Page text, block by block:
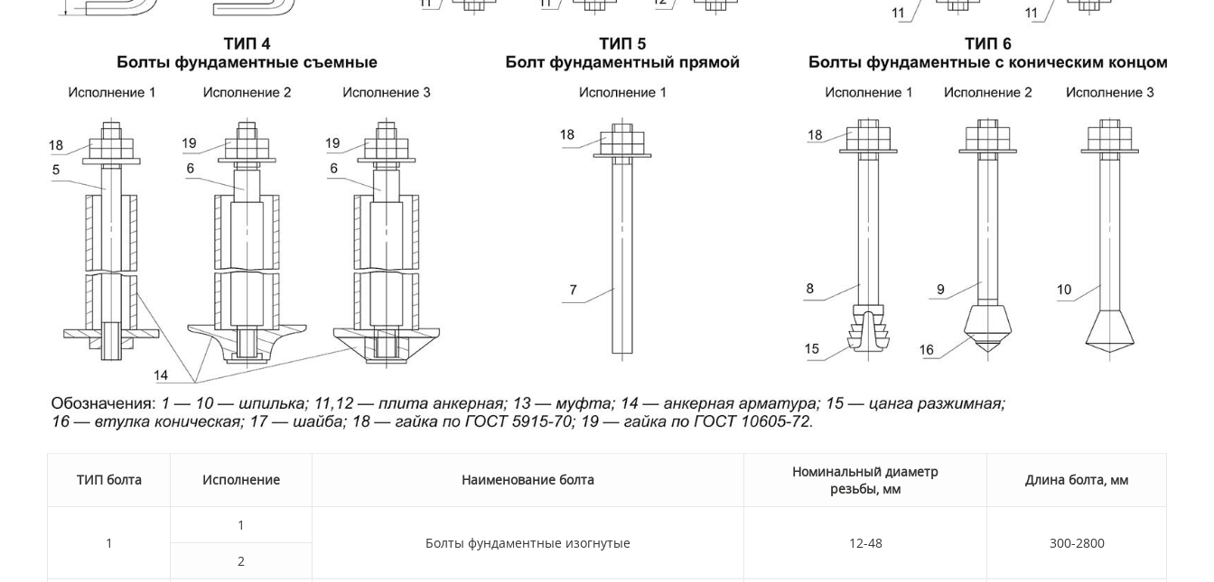
ТИП болта Исполнение Наименование болта
Номинальный диаметр
резьбы, мм
Длина болта, мм
1
1
Болты фундаментные изогнутые
12-48
300-2800
2